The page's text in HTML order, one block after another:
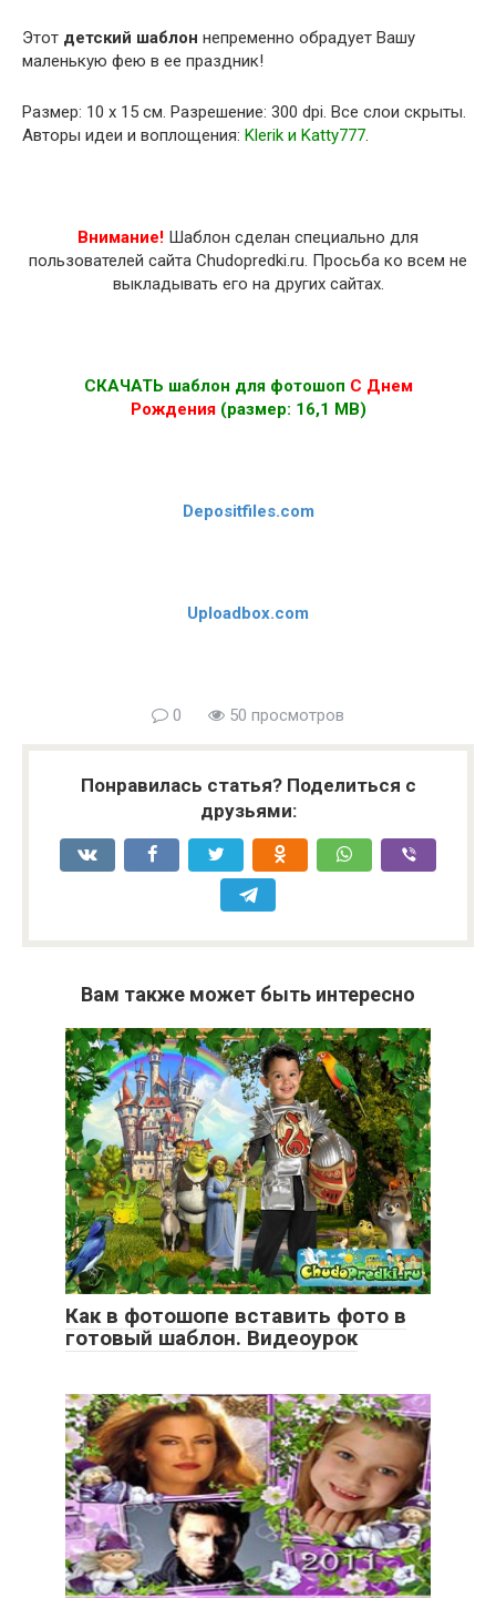
Этот детский шаблон непременно обрадует Вашу
маленькую фею в ее праздник!
Размер: 10 х 15 см. Разрешение: 300 dpi. Все слои скрыты.
Авторы идеи и воплощения: Klerik и Katty777.
Внимание! Шаблон сделан специально для
пользователей сайта Chudopredki.ru. Просьба ко всем не
выкладывать его на других сайтах.
СКАЧАТЬ шаблон для фотошоп С Днем
Рождения (размер: 16,1 MB)
Depositfiles.com
Uploadbox.com
0 50 просмотров
Понравилась статья? Поделиться с
друзьями:
Вам также может быть интересно
Как в фотошопе вставить фото в
готовый шаблон. Видеоурок